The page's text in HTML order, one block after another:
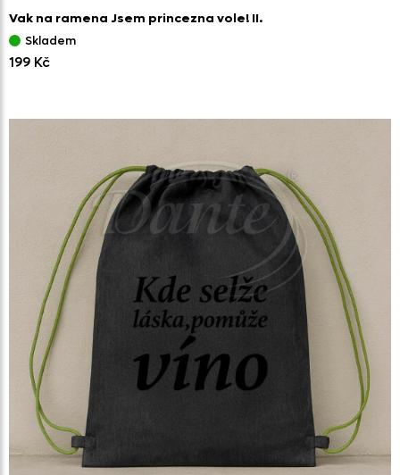
Vak na ramena Jsem princezna vole! II.
Skladem
199 Kč